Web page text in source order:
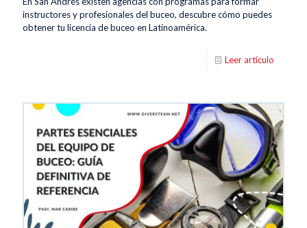
instructores y profesionales del buceo, descubre cómo puedes
obtener tu licencia de buceo en Latinoamérica.
Leer artículo